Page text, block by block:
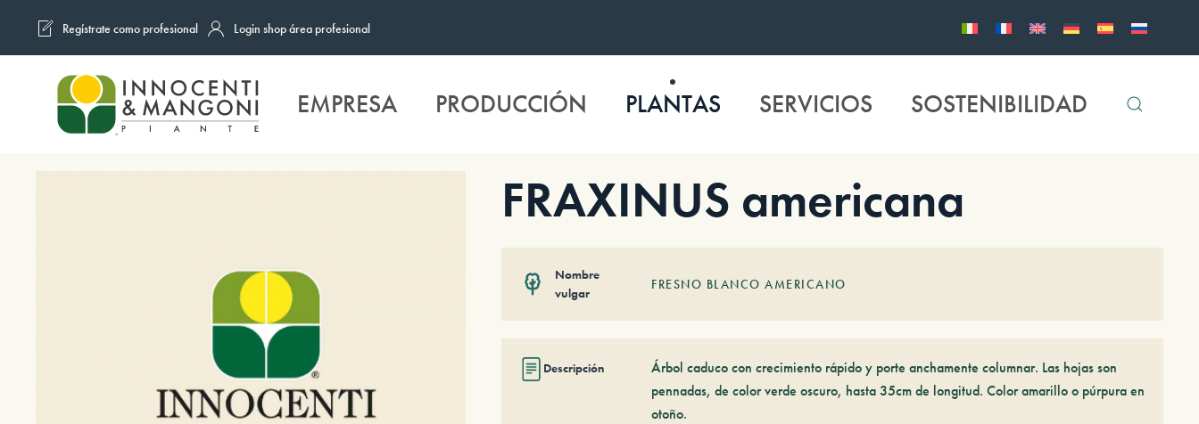
Skip to main content
Regístrate como profesional Login shop área profesional
EMPRESA PRODUCCIÓN PLANTAS SERVICIOS SOSTENIBILIDAD
FRAXINUS americana
Nombre
vulgar
FRESNO BLANCO AMERICANO
Descripción
Árbol caduco con crecimiento rápido y porte anchamente columnar. Las hojas son
pennadas, de color verde oscuro, hasta 35cm de longitud. Color amarillo o púrpura en
otoño.